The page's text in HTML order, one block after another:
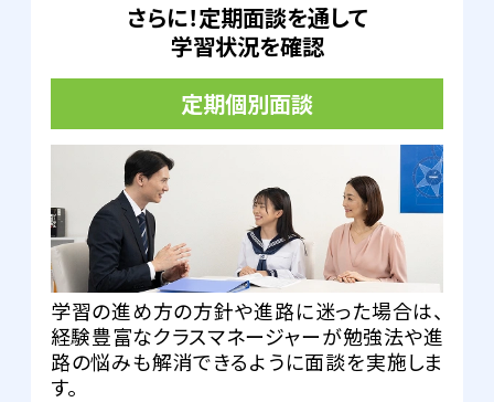
さらに！定期面談を通して
学習状況を確認
定期個別面談
学習の進め方の方針や進路に迷った場合は、
経験豊富なクラスマネージャーが勉強法や進
路の悩みも解消できるように面談を実施しま
す。